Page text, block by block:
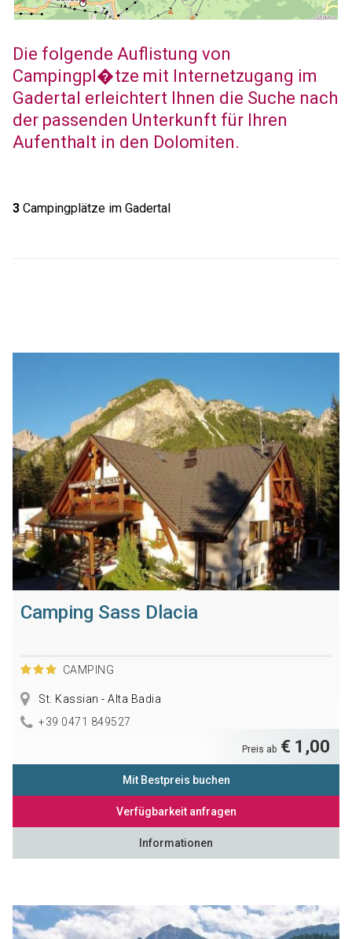
Die folgende Auflistung von
Campingpl�tze mit Internetzugang im
Gadertal erleichtert Ihnen die Suche nach
der passenden Unterkunft für Ihren
Aufenthalt in den Dolomiten.
3Campingplätze im Gadertal
Camping Sass Dlacia
CAMPING
St. Kassian - Alta Badia
+39 0471 849527
Preis ab € 1,00
Mit Bestpreis buchen
Verfügbarkeit anfragen
Informationen